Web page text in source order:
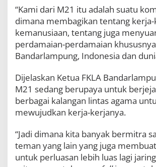
“Kami dari M21 itu adalah suatu
dimana membagikan tentang
kemanusiaan, tentang juga
perdamaian-perdamaian
Bandarlampung, Indonesia dan
Dijelaskan Ketua FKLA
M21 sedang berupaya untuk
berbagai kalangan lintas agama
mewujudkan kerja-kerjanya.
“Jadi dimana kita banyak bermitra
teman yang lain yang juga membuat
untuk perluasan lebih luas lagi